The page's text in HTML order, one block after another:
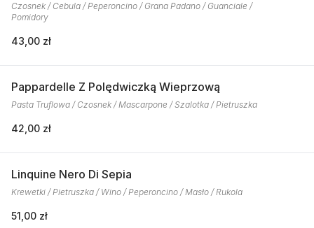
Czosnek / Cebula / Peperoncino / Grana Padano / Guanciale /
Pomidory
43,00 zł
Pappardelle Z Polędwiczką Wieprzową
Pasta Truflowa / Czosnek / Mascarpone / Szalotka / Pietruszka
42,00 zł
Linquine Nero Di Sepia
Krewetki / Pietruszka / Wino / Peperoncino / Masło / Rukola
51,00 zł